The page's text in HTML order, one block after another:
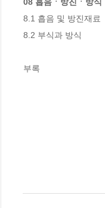
8.1 흡음 및 방진재료
8.2 부식과 방식
부록